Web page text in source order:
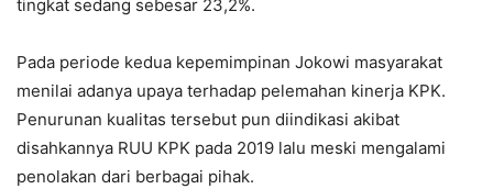
tingkat sedang sebesar 23,2%.
Pada periode kedua kepemimpinan Jokowi masyarakat
menilai adanya upaya terhadap pelemahan kinerja KPK.
Penurunan kualitas tersebut pun diindikasi akibat
disahkannya RUU KPK pada 2019 lalu meski mengalami
penolakan dari berbagai pihak.